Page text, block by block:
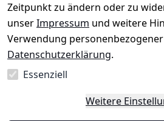
Zeitpunkt zu ändern oder zu
unserImpressum und weitere
Verwendung
Datenschutzerklärung.
Essenziell
Weitere
Blog
bank